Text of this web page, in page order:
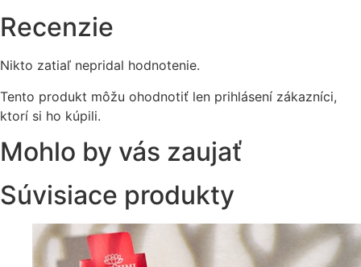
Recenzie
Nikto zatiaľ nepridal hodnotenie.
Tento produkt môžu ohodnotiť len prihlásení zákazníci,
ktorí si ho kúpili.
Mohlo by vás zaujať
Súvisiace produkty